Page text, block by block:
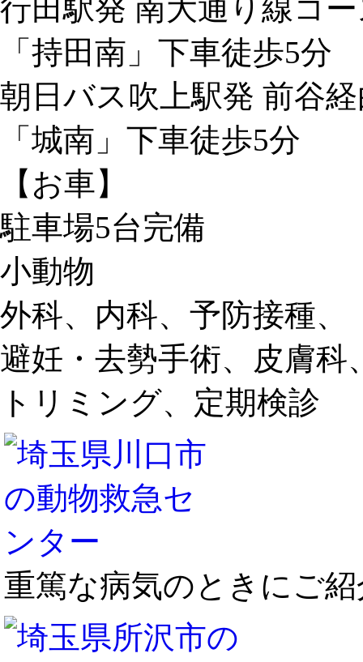
行田駅発 南大通り線コ
「持田南」下車徒歩5分
朝日バス吹上駅発 前谷
「城南」下車徒歩5分
【お車】
駐車場5台完備
小動物
外科、内科、予防接種、
避妊・去勢手術、皮膚科
トリミング、定期検診
重篤な病気のときにご